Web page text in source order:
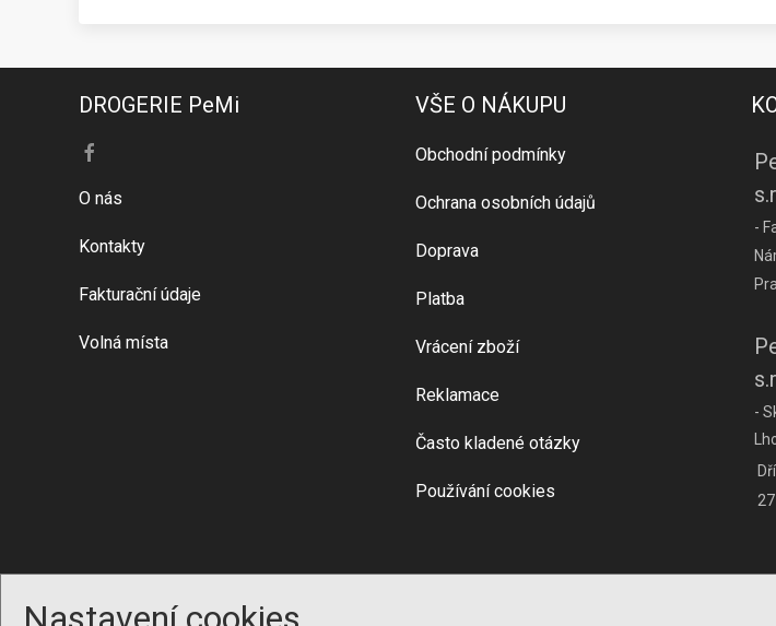
DROGERIE PeMi
O nás
Kontakty
Fakturační údaje
Volná místa
VŠE O NÁKUPU
Obchodní podmínky
Ochrana osobních údajů
Doprava
Platba
Vrácení zboží
Reklamace
Často kladené otázky
Používání cookies
-
-